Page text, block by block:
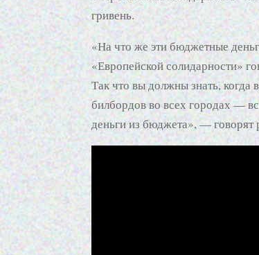
гривень.
«На что же эти бюджетные
«Европейской солидарности»
Так что вы должны знать,
билбордов во всех городах —
деньги из бюджета», — говорят